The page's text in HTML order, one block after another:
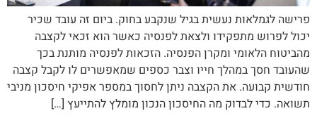
פרישה לגמלאות נעשית בגיל שנקבע בחוק. ביום זה עובד שכיר
יכול לפרוש מתפקידו ולצאת לפנסיה כאשר הוא זכאי לקצבה
מהביטוח הלאומי ומקרן הפנסיה. הזכאות לפנסיה מותנת בכך
שהעובד חסך במהלך חייו וצבר כספים שמאפשרים לו לקבל קצבה
חודשית קבועה. את הקצבה ניתן לחסוך במספר אפיקי חיסכון מניבי
תשואה. כדי לבדוק מה החיסכון הנכון מומלץ להתייעץ […]